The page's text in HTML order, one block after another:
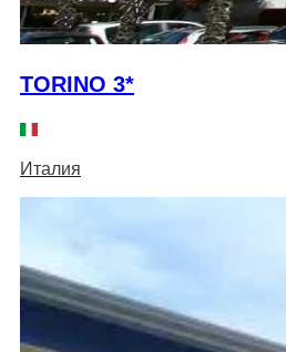
TORINO 3*
Италия